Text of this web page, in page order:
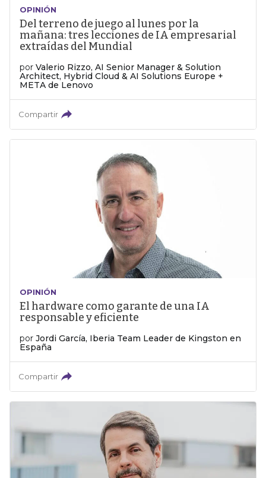
OPINIÓN
Del terreno de juego al lunes por la
mañana: tres lecciones de IA empresarial
extraídas del Mundial
por Valerio Rizzo, AI Senior Manager & Solution
Architect, Hybrid Cloud & AI Solutions Europe +
META de Lenovo
Compartir
OPINIÓN
El hardware como garante de una IA
responsable y eficiente
por Jordi García, Iberia Team Leader de Kingston en
España
Compartir